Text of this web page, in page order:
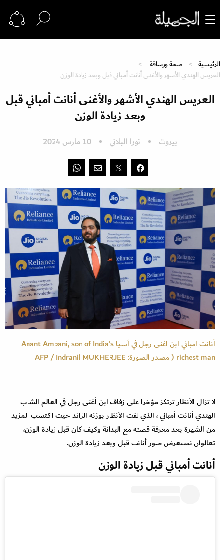
الرئيسية
صحة ورشاقة
العريس الهندي الأشهر والأغنى أنانت أمباني قبل وبعد زيادة الوزن
العريس الهندي الأشهر والأغنى أنانت أمباني قبل
وبعد زيادة الوزن
بيروت نورا البلاني 10 مارس 2024
أنانت امباني ابن اغنى رجل في آسيا Anant Ambani, son of India's
richest man ( مصدر الصورة: AFP / Indranil MUKHERJEE
لا تزال الأنظار ترتكز مؤخراً على زفاف ابن أغنى رجل في العالم الشاب
الهندي أنانت أمباني ، الذي لفت الأنظار بوزنه الزائد حيث اكتسب المزيد
من الشهرة بعد معرفة قصته مع البدانة وكيف كان قبل زيادة الوزن،
تعالوان نستعرض صور أنانت قبل وبعد زيادة الوزن.
أنانت أمباني قبل زيادة الوزن